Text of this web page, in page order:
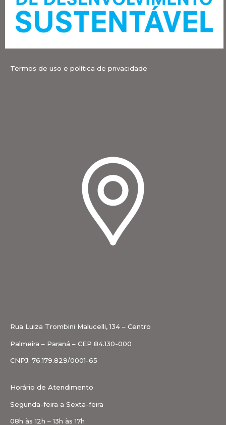
Termos de uso e política de privacidade
Rua Luiza Trombini Malucelli, 134 – Centro
Palmeira – Paraná – CEP 84.130-000
CNPJ: 76.179.829/0001-65
Horário de Atendimento
Segunda-feira a Sexta-feira
08h às 12h – 13h às 17h